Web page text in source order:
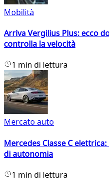
Mobilità
Arriva Vergilius Plus: ecco
controlla la velocità
1 min di lettura
Mercato auto
Mercedes Classe C
di autonomia
1 min di lettura